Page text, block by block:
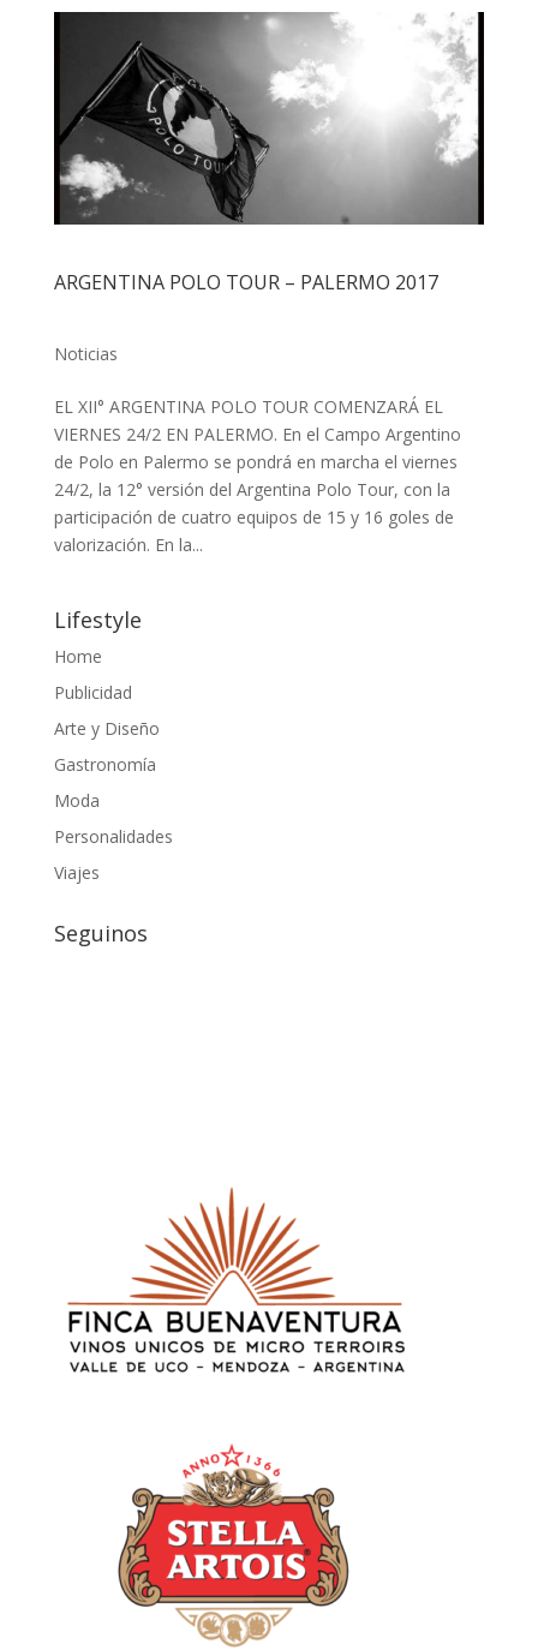
ARGENTINA POLO TOUR – PALERMO 2017
Noticias
EL XII° ARGENTINA POLO TOUR COMENZARÁ EL
VIERNES 24/2 EN PALERMO. En el Campo Argentino
de Polo en Palermo se pondrá en marcha el viernes
24/2, la 12° versión del Argentina Polo Tour, con la
participación de cuatro equipos de 15 y 16 goles de
valorización. En la...
Lifestyle
Home
Publicidad
Arte y Diseño
Gastronomía
Moda
Personalidades
Viajes
Seguinos